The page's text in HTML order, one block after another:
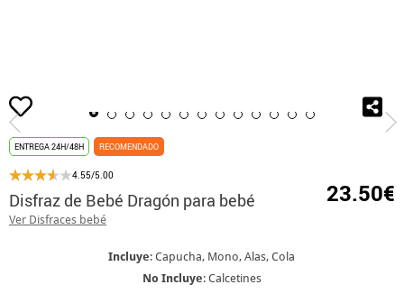
Inicio
ENTREGA 24H/48H RECOMENDADO
4.55/5.00
Disfraz de Bebé Dragón para bebé
Ver Disfraces bebé
23.50€
Incluye: Capucha, Mono, Alas, Cola
No Incluye: Calcetines